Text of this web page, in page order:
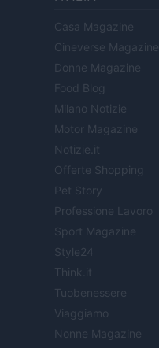
Casa Magazine
Cineverse Magazine
Donne Magazine
Food Blog
Milano Notizie
Motor Magazine
Notizie.it
Offerte Shopping
Pet Story
Professione Lavoro
Sport Magazine
Style24
Think.it
Tuobenessere
Viaggiamo
Nonne Magazine